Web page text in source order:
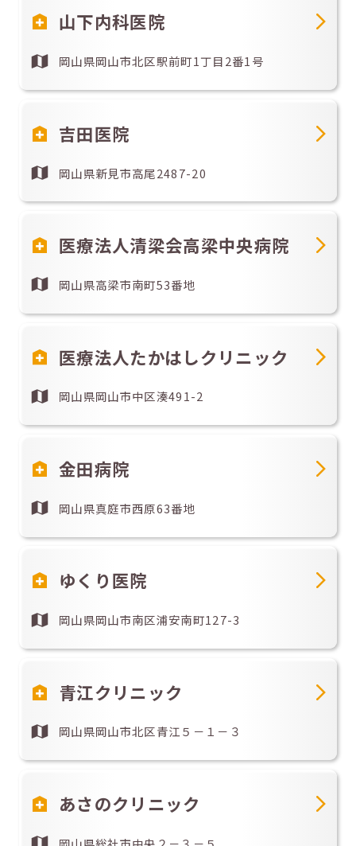
山下内科医院
岡山県岡山市北区駅前町1丁目2番1号
吉田医院
岡山県新見市高尾2487-20
医療法人清梁会高梁中央病院
岡山県高梁市南町53番地
医療法人たかはしクリニック
岡山県岡山市中区湊491-2
金田病院
岡山県真庭市西原63番地
ゆくり医院
岡山県岡山市南区浦安南町127-3
青江クリニック
岡山県岡山市北区青江５－１－３
あさのクリニック